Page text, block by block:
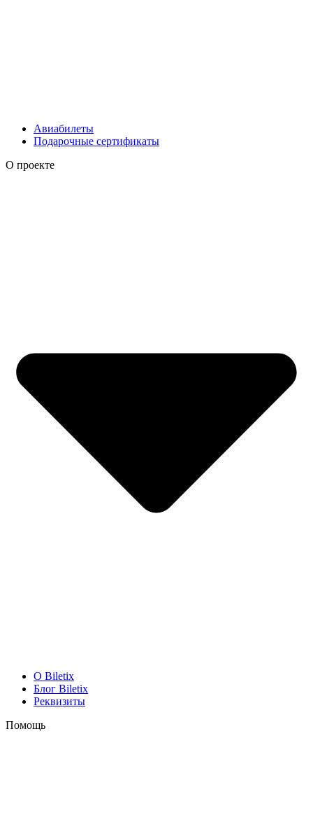
Авиабилеты
Подарочные сертификаты
О проекте
O Biletix
Блог Biletix
Реквизиты
Помощь